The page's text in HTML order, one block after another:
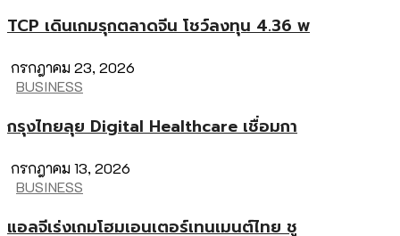
TCP เดินเกมรุกตลาดจีน โชว์ลงทุน 4.36 พ
กรกฎาคม 23, 2026
BUSINESS
กรุงไทยลุย Digital Healthcare เชื่อมกา
กรกฎาคม 13, 2026
BUSINESS
แอลจีเร่งเกมโฮมเอนเตอร์เทนเมนต์ไทย ชู